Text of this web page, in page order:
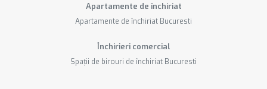
Apartamente de închiriat
Apartamente de închiriat Bucuresti
Închirieri comercial
Spații de birouri de închiriat Bucuresti